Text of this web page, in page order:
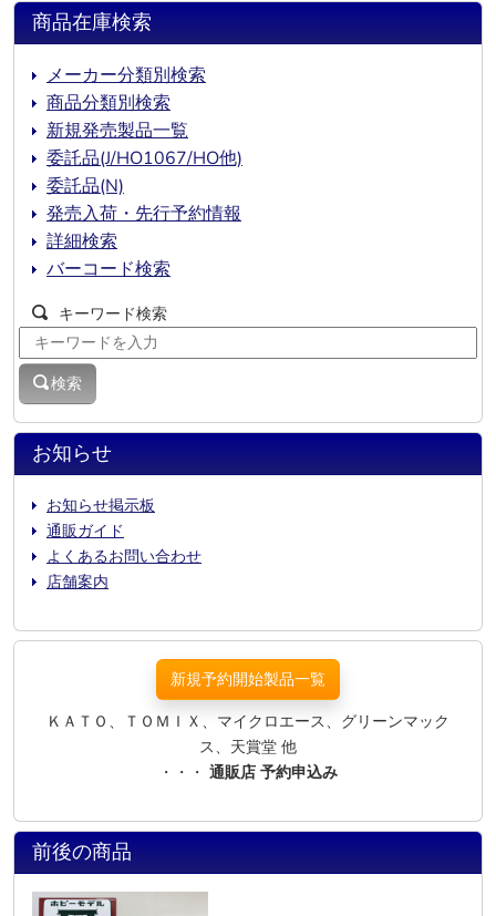
お知らせ
お知らせ掲示板
通販ガイド
よくあるお問い合わせ
店舗案内
商品在庫検索
メーカー分類別検索
商品分類別検索
新規発売製品一覧
委託品(J/HO1067/HO他)
委託品(N)
発売入荷・先行予約情報
詳細検索
バーコード検索
キーワード検索
検索
新規予約開始製品一覧
ＫＡＴＯ、ＴＯＭＩＸ、マイクロエース、グリーンマック
ス、天賞堂 他
・・・ 通販店 予約申込み
前後の商品